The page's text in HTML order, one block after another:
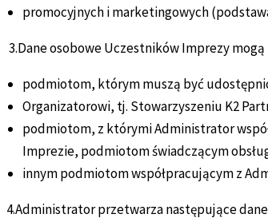
promocyjnych i marketingowych
3.Dane osobowe Uczestników Imprezy
podmiotom, którym muszą być
Organizatorowi, tj. Stowarzyszeniu K2
podmiotom, z którymi Administrator
Imprezie, podmiotom świadczącym
innym podmiotom współpracującym z
4.Administrator przetwarza następujące